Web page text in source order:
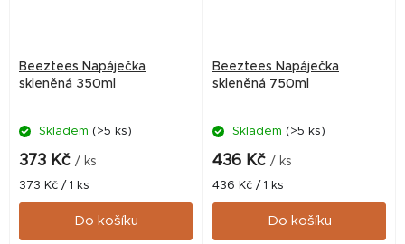
Beeztees Napáječka
skleněná 350ml
Skladem (>5 ks)
373 Kč / ks
Měrná
cena:
373 Kč / 1 ks
Do košíku
Beeztees Napáječka
skleněná 750ml
Skladem (>5 ks)
436 Kč / ks
Měrná
cena:
436 Kč / 1 ks
Do košíku